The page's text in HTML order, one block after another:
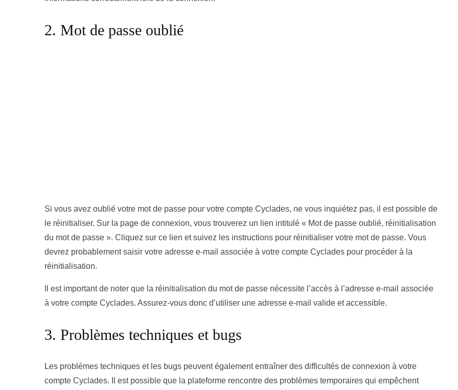
2. Mot de passe oublié
Si vous avez oublié votre mot de passe pour votre compte Cyclades, ne vous inquiétez pas, il est possible de
le réinitialiser. Sur la page de connexion, vous trouverez un lien intitulé « Mot de passe oublié, réinitialisation
du mot de passe ». Cliquez sur ce lien et suivez les instructions pour réinitialiser votre mot de passe. Vous
devrez probablement saisir votre adresse e-mail associée à votre compte Cyclades pour procéder à la
réinitialisation.
Il est important de noter que la réinitialisation du mot de passe nécessite l’accès à l’adresse e-mail associée
à votre compte Cyclades. Assurez-vous donc d’utiliser une adresse e-mail valide et accessible.
3. Problèmes techniques et bugs
Les problèmes techniques et les bugs peuvent également entraîner des difficultés de connexion à votre
compte Cyclades. Il est possible que la plateforme rencontre des problèmes temporaires qui empêchent